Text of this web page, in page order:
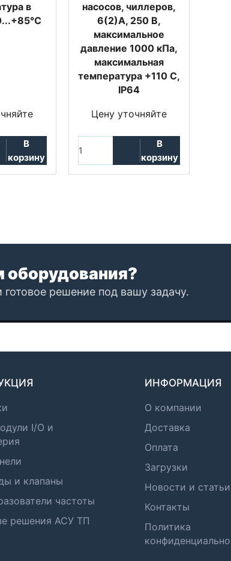
в
В
корзину
насосов, чиллеров,
6(2)А, 250 В,
максимальное
давление 1000 кПа,
максимальная
температура +110 С,
IP64
Цену уточняйте
В
корзину
решение под вашу задачу.
I/O и
и клапаны
частоты
решения АСУ ТП
ИНФОРМАЦИЯ
О компании
Доставка
Оплата
Загрузки
Новости и статьи
Контакты
Политика